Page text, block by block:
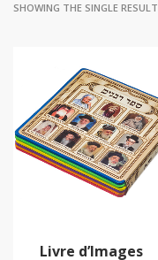
SHOWING THE SINGLE RESULT
Livre d’Images